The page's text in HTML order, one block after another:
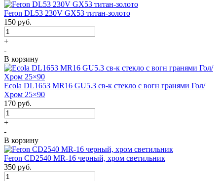
Feron DL53 230V GX53 титан-золото
150 руб.
+
-
В корзину
Ecola DL1653 MR16 GU5.3 св-к стекло с вогн гранями Гол/
Хром 25×90
170 руб.
+
-
В корзину
Feron CD2540 MR-16 черный, хром светильник
350 руб.